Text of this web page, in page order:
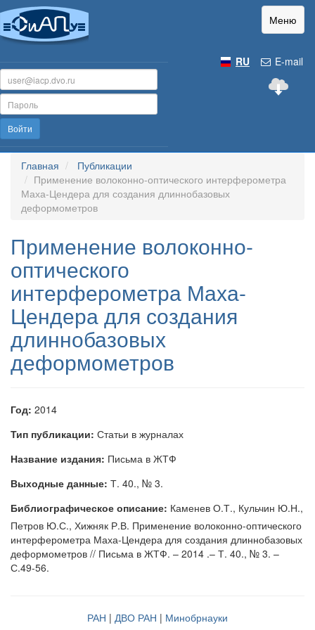
Меню
E-mail
RU
Войти
Главная
Публикации
Применение волоконно-оптического интерферометра
Маха-Цендера для создания длиннобазовых
деформометров
Применение волоконно-
оптического
интерферометра Маха-
Цендера для создания
длиннобазовых
деформометров
Год: 2014
Тип публикации: Статьи в журналах
Название издания: Письма в ЖТФ
Выходные данные: Т. 40., № 3.
Библиографическое описание: Каменев О.Т., Кульчин Ю.Н.,
Петров Ю.С., Хижняк Р.В. Применение волоконно-оптического
интерферометра Маха-Цендера для создания длиннобазовых
деформометров // Письма в ЖТФ. – 2014 .– Т. 40., № 3. –
С.49-56.
РАН | ДВО РАН | Минобрнауки